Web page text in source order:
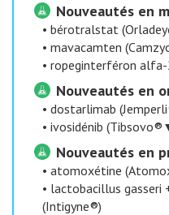
Nouveautés en
• bérotralstat
• mavacamten
• ropeginterféron alfa-
Nouveautés en
• dostarlimab
• ivosidénib
Nouveautés en
• atomoxétine
• lactobacillus gasseri
(Intigyne®)